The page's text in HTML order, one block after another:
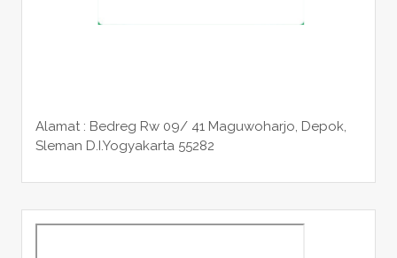
Alamat : Bedreg Rw 09/ 41 Maguwoharjo, Depok,
Sleman D.I.Yogyakarta 55282